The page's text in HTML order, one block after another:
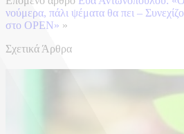
νούμερα, πάλι ψέματα θα πει –
στο OPEN» »
Σχετικά Άρθρα